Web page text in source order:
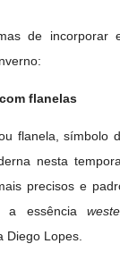
de incorporar
flanelas
flanela, símbolo
nesta
precisos e
a essência
Diego Lopes.